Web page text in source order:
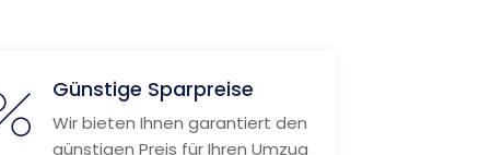
Günstige Sparpreise
Wir bieten Ihnen garantiert den
günstigen Preis für Ihren Umzug